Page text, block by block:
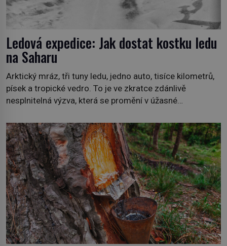
Ledová expedice: Jak dostat kostku ledu
na Saharu
Arktický mráz, tři tuny ledu, jedno auto, tisíce kilometrů,
písek a tropické vedro. To je ve zkratce zdánlivě
nesplnitelná výzva, která se promění v úžasné
na podzim 1958 jako hec. Rádio Luxembourg přichází s
neobvyklou výzvou. Tomu, kdo dokáže dopravit ze
severního polárního kruhu na […]